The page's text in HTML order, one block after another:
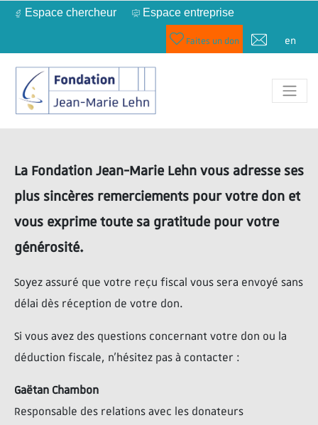
Espace chercheur Espace entreprise
Faites un don en
La Fondation Jean-Marie Lehn vous adresse ses
plus sincères remerciements pour votre don et
vous exprime toute sa gratitude pour votre
générosité.
Soyez assuré que votre reçu fiscal vous sera envoyé sans
délai dès réception de votre don.
Si vous avez des questions concernant votre don ou la
déduction fiscale, n’hésitez pas à contacter :
Gaëtan Chambon
Responsable des relations avec les donateurs